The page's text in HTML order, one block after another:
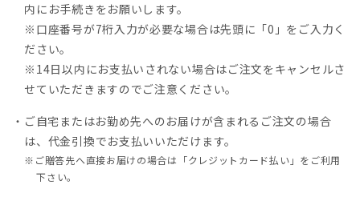
内にお手続きをお願いします。
※口座番号が7桁入力が必要な場合は先頭に「0」をご入力く
ださい。
※14日以内にお支払いされない場合はご注文をキャンセルさ
せていただきますのでご注意ください。
・ご自宅またはお勤め先へのお届けが含まれるご注文の場合
は、代金引換でお支払いいただけます。
※ご贈答先へ直接お届けの場合は「クレジットカード払い」をご利用
下さい。